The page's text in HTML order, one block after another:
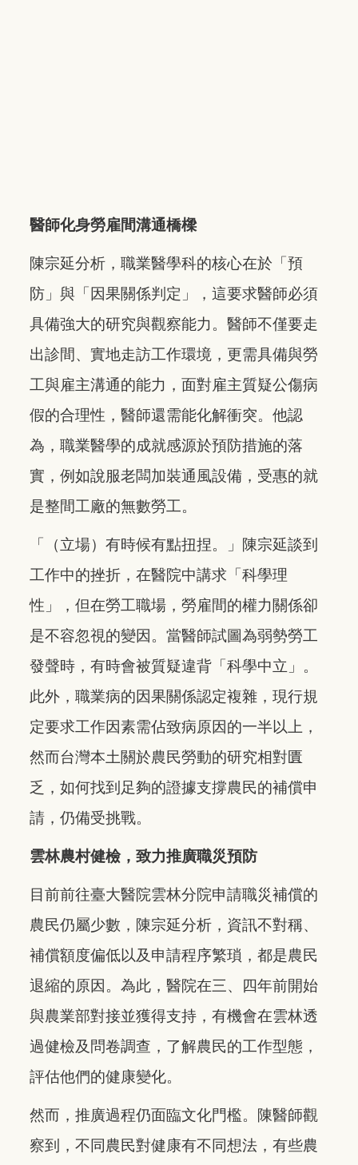
醫師化身勞雇間溝通橋樑
陳宗延分析，職業醫學科的核心在於「預
防」與「因果關係判定」，這要求醫師必須
具備強大的研究與觀察能力。醫師不僅要走
出診間、實地走訪工作環境，更需具備與勞
工與雇主溝通的能力，面對雇主質疑公傷病
假的合理性，醫師還需能化解衝突。他認
為，職業醫學的成就感源於預防措施的落
實，例如說服老闆加裝通風設備，受惠的就
是整間工廠的無數勞工。
「（立場）有時候有點扭捏。」陳宗延談到
工作中的挫折，在醫院中講求「科學理
性」，但在勞工職場，勞雇間的權力關係卻
是不容忽視的變因。當醫師試圖為弱勢勞工
發聲時，有時會被質疑違背「科學中立」。
此外，職業病的因果關係認定複雜，現行規
定要求工作因素需佔致病原因的一半以上，
然而台灣本土關於農民勞動的研究相對匱
乏，如何找到足夠的證據支撐農民的補償申
請，仍備受挑戰。
雲林農村健檢，致力推廣職災預防
目前前往臺大醫院雲林分院申請職災補償的
農民仍屬少數，陳宗延分析，資訊不對稱、
補償額度偏低以及申請程序繁瑣，都是農民
退縮的原因。為此，醫院在三、四年前開始
與農業部對接並獲得支持，有機會在雲林透
過健檢及問卷調查，了解農民的工作型態，
評估他們的健康變化。
然而，推廣過程仍面臨文化門檻。陳醫師觀
察到，不同農民對健康有不同想法，有些農